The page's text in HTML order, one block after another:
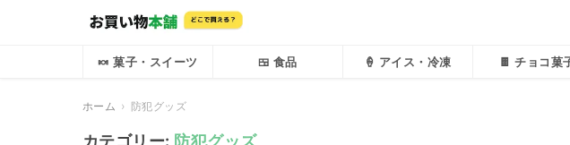
🍬 菓子・スイーツ 🍱 食品 🍦 アイス・冷凍 🍫 チョコ菓
ホーム 防犯グッズ
カテゴリー: 防犯グッズ